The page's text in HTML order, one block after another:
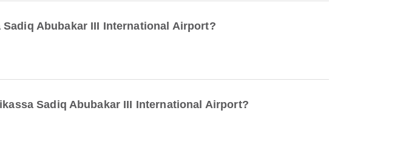
Abubakar III International Airport?
Sadiq Abubakar III International Airport?